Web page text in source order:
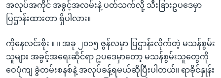
အလုပ်အကိုင် အခွင့်အလမ်းနဲ့ ပတ်သက်လို့ သီးခြားဥပဒေမှာ
ပြဌာန်းထားတာ ရှိပါလား။
ကိုနေလင်းစိုး ။ ။ အခု ၂၀၁၅ ဇွန်လမှာ ပြဌာန်းလိုက်တဲ့ မသန်စွမ်း
သူများ အခွင့်အရေးဆိုင်ရာ ဥပဒေမှာတော့ မသန်စွမ်းသူတွေကို
ဝေပုံကျ ခွဲတမ်းစနစ်နဲ့ အလုပ်ခန့်ရမယ်ဆိုပြီးပါတယ်။ ရာခိုင်နှုန်း